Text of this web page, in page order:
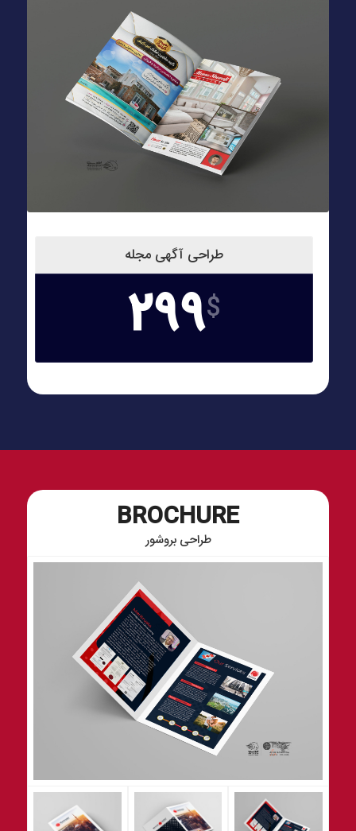
طراحی آگهی مجله
299$
BROCHURE
طراحی بروشور